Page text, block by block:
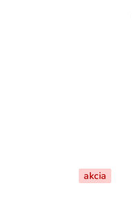
akcia